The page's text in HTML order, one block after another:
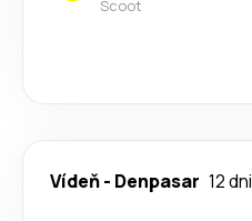
Scoot
Vídeň- Denpasar 12 dni